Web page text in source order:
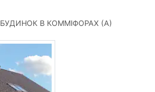
БУДИНОК В КОММІФОРАХ (А)